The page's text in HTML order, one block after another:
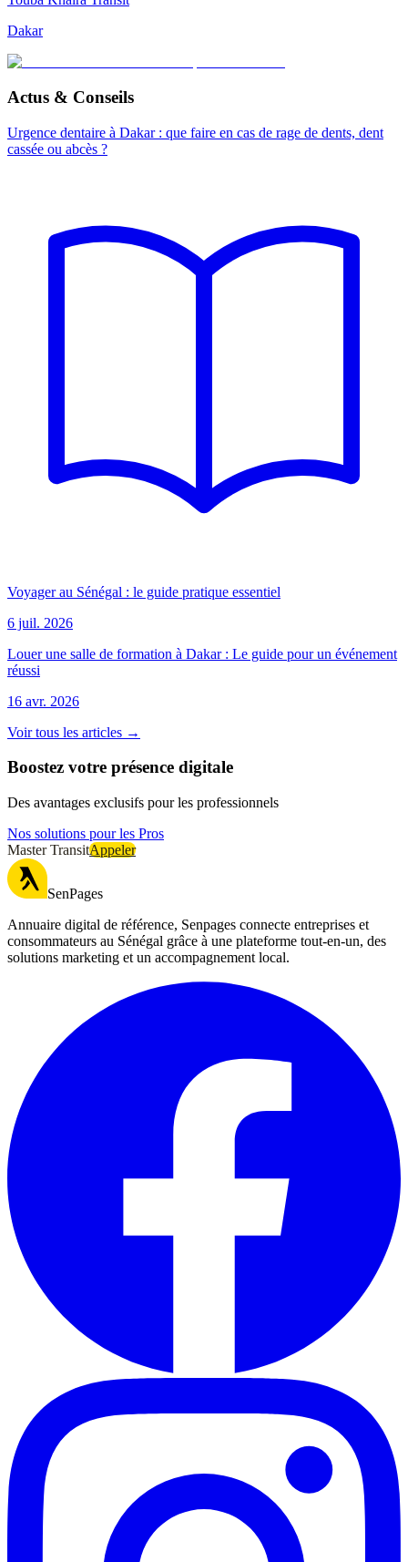
Dakar
Actus & Conseils
Urgence dentaire à Dakar : que faire en cas de rage de dents, dent
cassée ou abcès ?
Voyager au Sénégal : le guide pratique essentiel
6 juil. 2026
Louer une salle de formation à Dakar : Le guide pour un événement
réussi
16 avr. 2026
Voir tous les articles →
Boostez votre présence digitale
Des avantages exclusifs pour les professionnels
Nos solutions pour les Pros
Master TransitAppeler
SenPages
Annuaire digital de référence, Senpages connecte entreprises et
consommateurs au Sénégal grâce à une plateforme tout-en-un, des
solutions marketing et un accompagnement local.